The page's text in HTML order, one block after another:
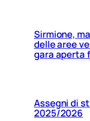
Sirmione,
delle aree
gara aperta
Assegni di
2025/2026